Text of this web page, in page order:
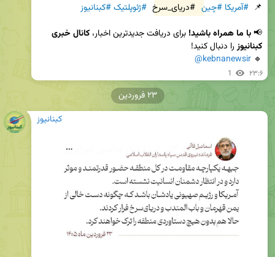
📌 #آمریکا #چین #دریای_سرخ #ژئوپلتیک#کبنانیوز
📢 با ما همراه باشید! برای دریافت جدیدترین اخبار،
کبنانیوز
🔹
@kebnanewsir
1 ۲۳:۶
کبنانیوز
۲۳ فروردین